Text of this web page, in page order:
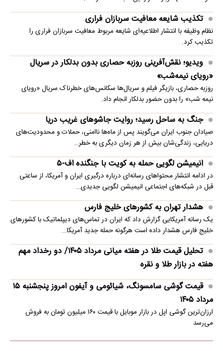
تکذیب شایعه معافیت سربازان فراری
نظام وظیفه با انتشار اطلاعیه‌ای شایعه مربوط معافیت سربازان فراری را
تکذیب کرد.
ویدیو؛ نقش‌آفرینی روزبه حصاری بدون بدلکار در سریال
«رویای نیمه‌شب»
روزبه حصاری، بازیگر فیلم و سریال‌ها سکانس‌های خطرناک سریال «رویای
نیمه شب» را بدون حضور بدلکار انجام داد.
جنگ به ساحل رسید؛ روایت جاشوهای غریب دریا
صیادان جنوب ایران می‌گویند پس از ماه‌ها ناامنی، حملات و محدودیت‌های
دریایی، زندگی‌شان بیش از هر زمان دیگری به خطر…
انیمیشن لگویی حمله به کویت با جنگنده اف-۵
در ادامه انتشار محتواهای رسانه‌ای درباره درگیری ایران و آمریکا، از ساعتی
قبل در شبکه‌های اجتماعی انیمیشن لگویی جدیدی…
هشدار تهران به کشورهای خلیج فارس
یک رسانه آمریکایی گزارش داد که ایران در تماس‌های دیپلماتیک با کشورهای
خلیج فارس هشدار داده است هرگونه حمله جدید آمریکا…
تحلیل قیمت طلا در هفته میانی مرداد ۱۴۰۵/ دو رخداد مهم
هفته در بازار طلا و نقره
قیمت گوشی سامسونگ، شیائومی و آیفون امروز پنجشنبه ۱۵
مرداد ۱۴۰۵
ارزان‌ترین گوشی اپل در بازار موبایل با قیمت ۱۶۰ میلیون تومان به فروش
می‌رسد